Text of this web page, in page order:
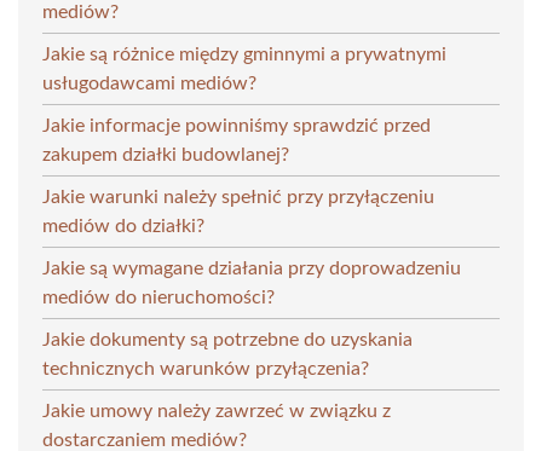
mediów?
Jakie są różnice między gminnymi a prywatnymi
usługodawcami mediów?
Jakie informacje powinniśmy sprawdzić przed
zakupem działki budowlanej?
Jakie warunki należy spełnić przy przyłączeniu
mediów do działki?
Jakie są wymagane działania przy doprowadzeniu
mediów do nieruchomości?
Jakie dokumenty są potrzebne do uzyskania
technicznych warunków przyłączenia?
Jakie umowy należy zawrzeć w związku z
dostarczaniem mediów?